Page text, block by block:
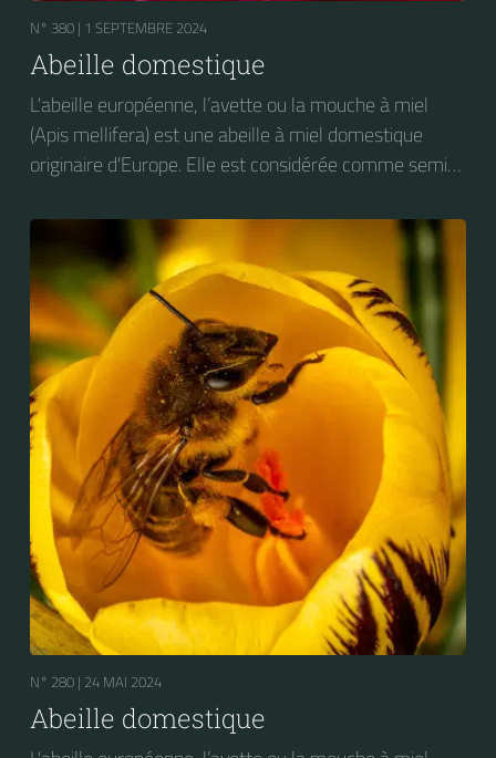
N° 380 | 1 SEPTEMBRE 2024
Abeille domestique
L'abeille européenne, l’avette ou la mouche à miel
(Apis mellifera) est une abeille à miel domestique
originaire d'Europe. Elle est considérée comme semi-
échelle pour produire du miel.
N° 280 | 24 MAI 2024
Abeille domestique